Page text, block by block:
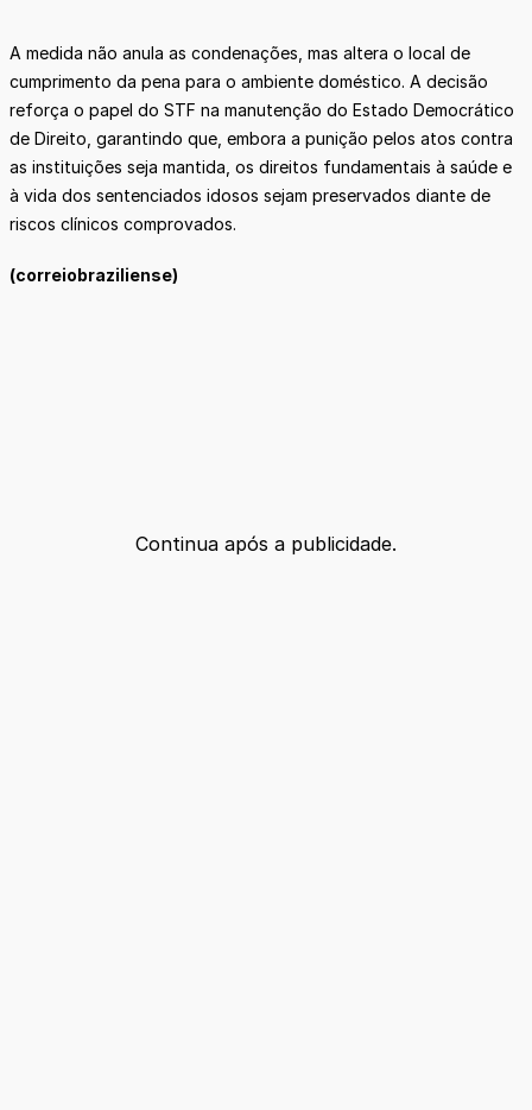
A medida não anula as condenações, mas altera o local de
cumprimento da pena para o ambiente doméstico. A decisão
reforça o papel do STF na manutenção do Estado Democrático
de Direito, garantindo que, embora a punição pelos atos contra
as instituições seja mantida, os direitos fundamentais à saúde e
à vida dos sentenciados idosos sejam preservados diante de
riscos clínicos comprovados.
(correiobraziliense)
Continua após a publicidade.